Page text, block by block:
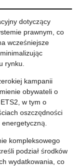
dotyczący
prawnym, co
wcześniejsze
rynku.
kampanii
obywateli o
w tym o
oszczędności
kompleksowego
podział środków
wydatkowania, co